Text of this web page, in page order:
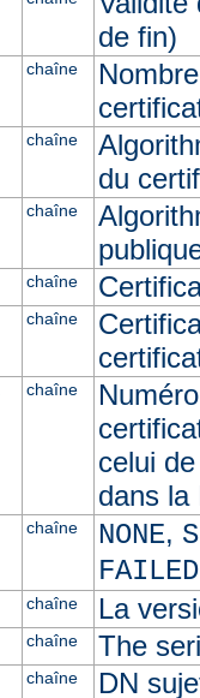
de fin)
chaîne
chaîne
du
chaîne
chaîne
chaîne
chaîne
celui
dans la
chaîne NONE,
chaîne La
chaîne The
chaîne DN